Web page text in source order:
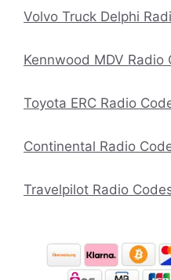
Volvo Truck Delphi
Kennwood MDV Radio
Toyota ERC Radio
Continental Radio
Travelpilot Radio